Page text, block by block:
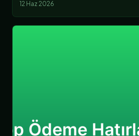
12 Haz 2026